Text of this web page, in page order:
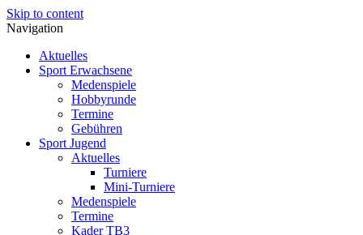
Skip to content
Navigation
Aktuelles
Sport Erwachsene
Medenspiele
Hobbyrunde
Termine
Gebühren
Sport Jugend
Aktuelles
Turniere
Mini-Turniere
Medenspiele
Termine
Kader TB3